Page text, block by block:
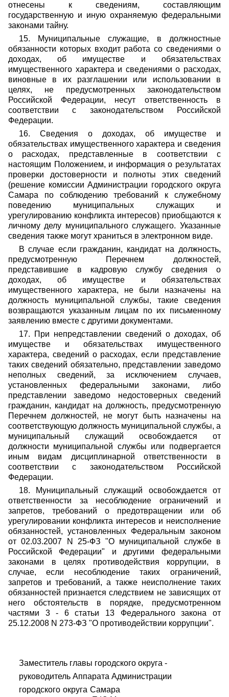
отнесены к сведениям, составляющим
государственную и иную охраняемую федеральными
законами тайну.
15. Муниципальные служащие, в должностные
обязанности которых входит работа со сведениями о
доходах, об имуществе и обязательствах
имущественного характера и сведениями о расходах,
виновные в их разглашении или использовании в
целях, не предусмотренных законодательством
Российской Федерации, несут ответственность в
соответствии с законодательством Российской
Федерации.
16. Сведения о доходах, об имуществе и
обязательствах имущественного характера и сведения
о расходах, представленные в соответствии с
настоящим Положением, и информация о результатах
проверки достоверности и полноты этих сведений
(решение комиссии Администрации городского округа
Самара по соблюдению требований к служебному
поведению муниципальных служащих и
урегулированию конфликта интересов) приобщаются к
личному делу муниципального служащего. Указанные
сведения также могут храниться в электронном виде.
В случае если гражданин, кандидат на должность,
предусмотренную Перечнем должностей,
представившие в кадровую службу сведения о
доходах, об имуществе и обязательствах
имущественного характера, не были назначены на
должность муниципальной службы, такие сведения
возвращаются указанным лицам по их письменному
заявлению вместе с другими документами.
17. При непредставлении сведений о доходах, об
имуществе и обязательствах имущественного
характера, сведений о расходах, если представление
таких сведений обязательно, представлении заведомо
неполных сведений, за исключением случаев,
установленных федеральными законами, либо
представлении заведомо недостоверных сведений
гражданин, кандидат на должность, предусмотренную
Перечнем должностей, не могут быть назначены на
соответствующую должность муниципальной службы, а
муниципальный служащий освобождается от
должности муниципальной службы или подвергается
иным видам дисциплинарной ответственности в
соответствии с законодательством Российской
Федерации.
18. Муниципальный служащий освобождается от
ответственности за несоблюдение ограничений и
запретов, требований о предотвращении или об
урегулировании конфликта интересов и неисполнение
обязанностей, установленных Федеральным законом
от 02.03.2007 N 25-ФЗ "О муниципальной службе в
Российской Федерации" и другими федеральными
законами в целях противодействия коррупции, в
случае, если несоблюдение таких ограничений,
запретов и требований, а также неисполнение таких
обязанностей признается следствием не зависящих от
него обстоятельств в порядке, предусмотренном
частями 3 - 6 статьи 13 Федерального закона от
25.12.2008 N 273-ФЗ "О противодействии коррупции".
Заместитель главы городского округа -
руководитель Аппарата Администрации
городского округа Самара